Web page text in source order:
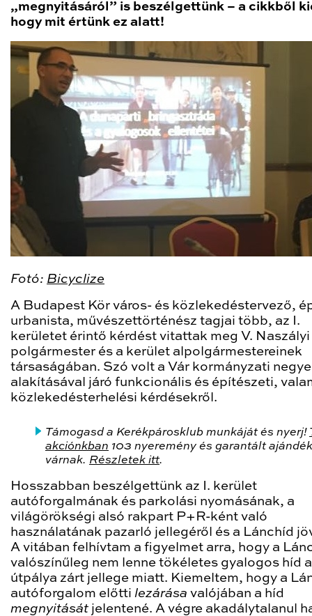
„megnyitásáról” is beszélgettünk – a cikkből
hogy mit értünk ez alatt!
Fotó: Bicyclize
A Budapest Kör város- és közlekedéstervező,
urbanista, művészettörténész tagjai több, az I.
kerületet érintő kérdést vitattak meg V.
polgármester és a kerület alpolgármestereinek
társaságában. Szó volt a Vár kormányzati
alakításával járó funkcionális és építészeti,
közlekedésterhelési kérdésekről.
Támogasd a Kerékpárosklub munkáját és nyerj!
akciónkban 103 nyeremény és garantált
várnak. Részletek itt.
Hosszabban beszélgettünk az I. kerület
autóforgalmának és parkolási nyomásának, a
világörökségi alsó rakpart P+R-ként való
használatának pazarló jellegéről és a Lánchíd
A vitában felhívtam a figyelmet arra, hogy a
valószínűleg nem lenne tökéletes gyalogos híd
útpálya zárt jellege miatt. Kiemeltem, hogy a
autóforgalom előtti lezárása valójában a híd
megnyitását jelentené. A végre akadálytalanul